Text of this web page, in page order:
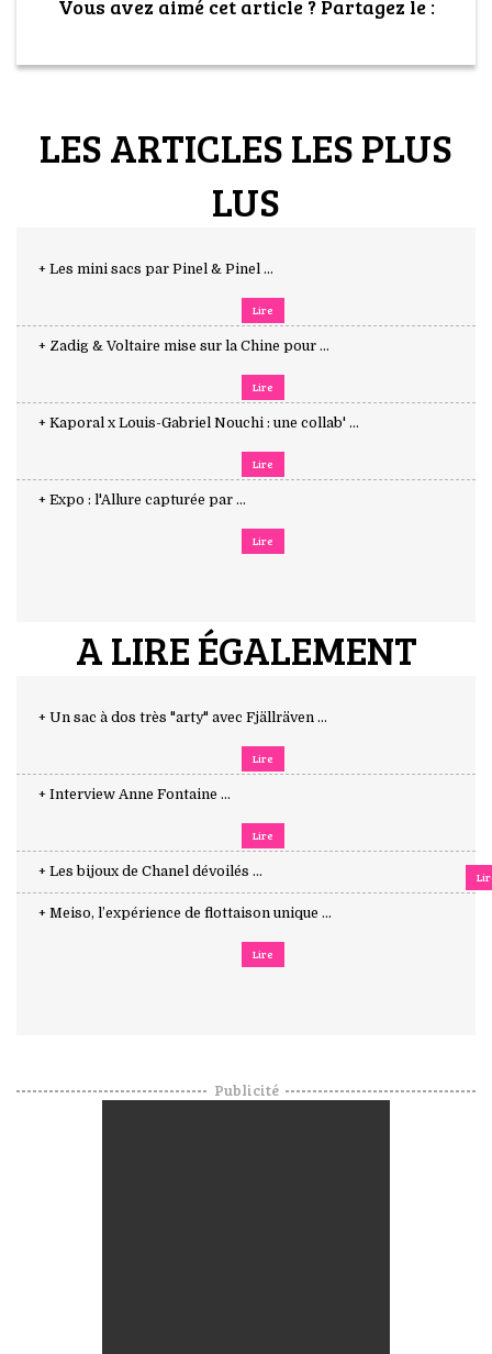
Vous avez aimé cet article ? Partagez le :
LES ARTICLES LES PLUS
LUS
+ Les mini sacs par Pinel & Pinel ...
Lire
+ Zadig & Voltaire mise sur la Chine pour ...
Lire
+ Kaporal x Louis-Gabriel Nouchi : une collab' ...
Lire
+ Expo : l'Allure capturée par ...
Lire
A LIRE ÉGALEMENT
+ Un sac à dos très "arty" avec Fjällräven ...
Lire
+ Interview Anne Fontaine ...
Lire
+ Les bijoux de Chanel dévoilés ...
+ Meiso, l’expérience de flottaison unique ...
Lire
Publicité